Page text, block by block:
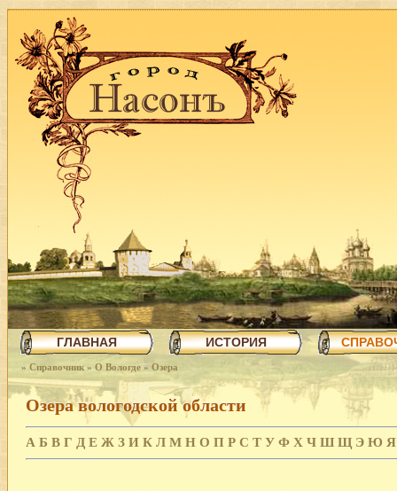
ГЛАВНАЯ ИСТОРИЯ
» Справочник » О Вологде » Озера
Озера вологодской области
А Б В Г Д Е Ж З И К Л М Н О П Р С Т У Ф Х Ч Ш Щ Э Ю Я